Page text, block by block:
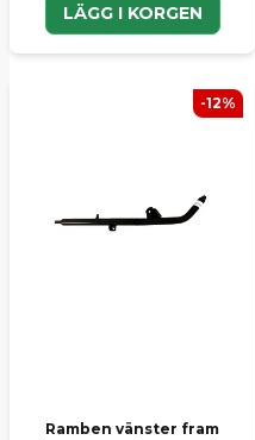
LÄGG I KORGEN
Ramben vänster fram
-12%